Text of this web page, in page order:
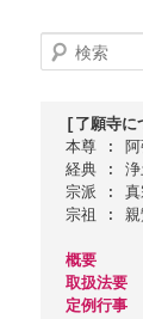
検
索
[了願寺に
本尊 : 阿
経典 : 浄
宗派 : 真
宗祖 : 親
概要
取扱法要
定例行事